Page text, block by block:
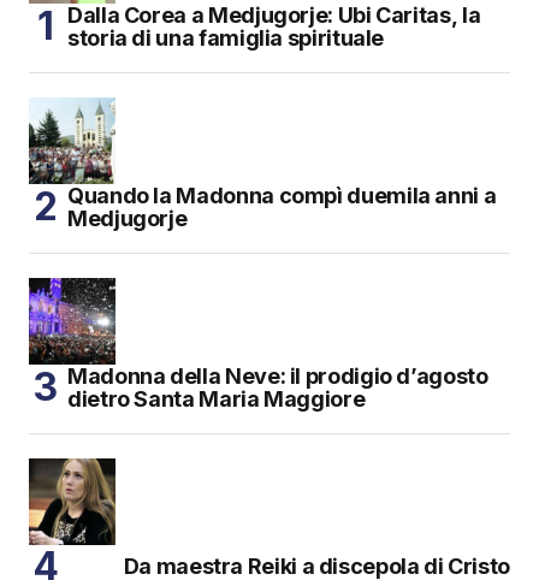
Dalla Corea a Medjugorje: Ubi Caritas, la
storia di una famiglia spirituale
Quando la Madonna compì duemila anni a
Medjugorje
Madonna della Neve: il prodigio d’agosto
dietro Santa Maria Maggiore
Da maestra Reiki a discepola di Cristo